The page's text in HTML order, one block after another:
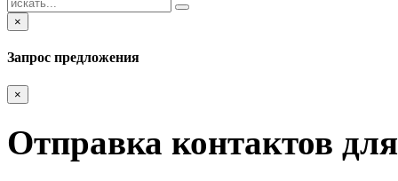
×
Запрос предложения
×
Отправка контактов